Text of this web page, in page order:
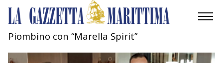
Piombino con “Marella Spirit”